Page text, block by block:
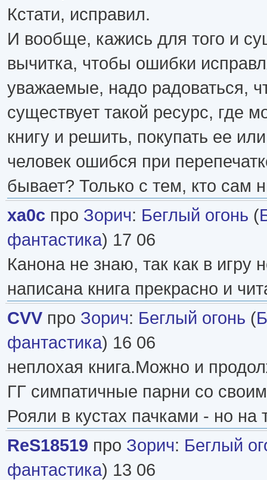
Кстати, исправил.
И вообще, кажись для того и
вычитка, чтобы ошибки
уважаемые, надо радоваться,
существует такой ресурс, где
книгу и решить, покупать ее
человек ошибся при
бывает? Только с тем, кто сам
xa0c про Зорич: Беглый огонь (
фантастика) 17 06
Канона не знаю, так как в игру
написана книга прекрасно и
CVV про Зорич: Беглый огонь (
фантастика) 16 06
неплохая книга.Можно и
ГГ симпатичные парни со
Рояли в кустах пачками - но на
ReS18519 про Зорич: Беглый
фантастика) 13 06